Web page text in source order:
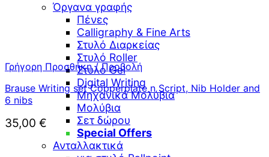
Όργανα γραφής
Πένες
Calligraphy & Fine Arts
Στυλό Διαρκείας
Στυλό Roller
Στυλό Gel
Digital Writing
Μηχανικά Μολύβια
Μολύβια
Σετ δώρου
Special Offers
Ανταλλακτικά
Γρήγορη Προσθήκη / Προβολή
Brause Writing set Copperplate n Script, Nib Holder and
6 nibs
35,00 €